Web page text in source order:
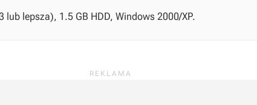
lepsza), 1.5 GB HDD, Windows 2000/XP.